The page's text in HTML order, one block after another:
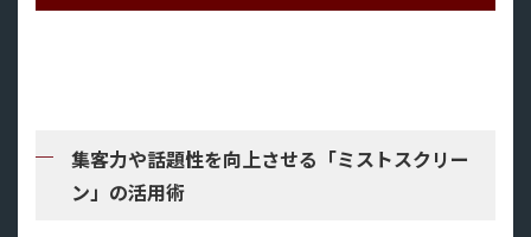
集客力や話題性を向上させる「ミストスクリー
ン」の活用術